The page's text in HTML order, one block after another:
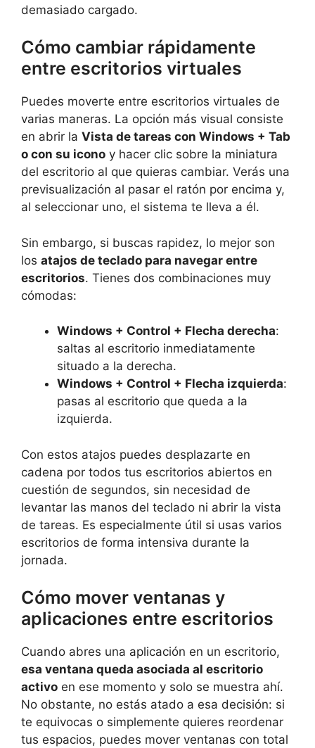
demasiado cargado.
Cómo cambiar rápidamente
entre escritorios virtuales
Puedes moverte entre escritorios virtuales de
varias maneras. La opción más visual consiste
en abrir la Vista de tareas con Windows + Tab
o con su icono y hacer clic sobre la miniatura
del escritorio al que quieras cambiar. Verás una
previsualización al pasar el ratón por encima y,
al seleccionar uno, el sistema te lleva a él.
Sin embargo, si buscas rapidez, lo mejor son
los atajos de teclado para navegar entre
escritorios. Tienes dos combinaciones muy
cómodas:
Windows + Control + Flecha derecha:
saltas al escritorio inmediatamente
situado a la derecha.
Windows + Control + Flecha izquierda:
pasas al escritorio que queda a la
izquierda.
Con estos atajos puedes desplazarte en
cadena por todos tus escritorios abiertos en
cuestión de segundos, sin necesidad de
levantar las manos del teclado ni abrir la vista
de tareas. Es especialmente útil si usas varios
escritorios de forma intensiva durante la
jornada.
Cómo mover ventanas y
aplicaciones entre escritorios
Cuando abres una aplicación en un escritorio,
esa ventana queda asociada al escritorio
activo en ese momento y solo se muestra ahí.
No obstante, no estás atado a esa decisión: si
te equivocas o simplemente quieres reordenar
tus espacios, puedes mover ventanas con total